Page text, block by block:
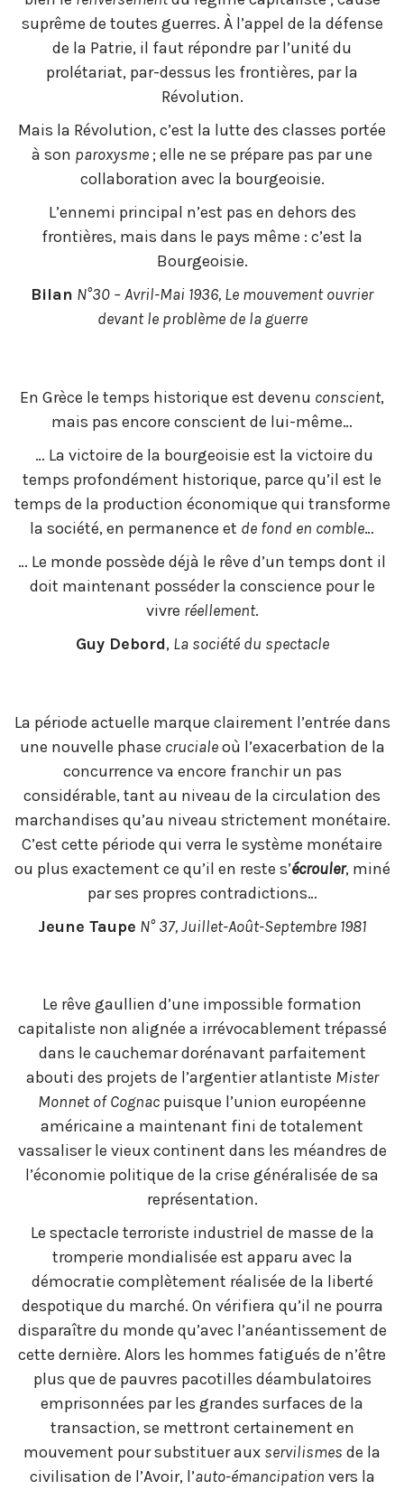
suprême de toutes guerres. À l’appel de la défense
de la Patrie, il faut répondre par l’unité du
prolétariat, par-dessus les frontières, par la
Révolution.
Mais la Révolution, c’est la lutte des classes portée
à son paroxysme ; elle ne se prépare pas par une
collaboration avec la bourgeoisie.
L’ennemi principal n’est pas en dehors des
frontières, mais dans le pays même : c’est la
Bourgeoisie.
Bilan N°30 – Avril-Mai 1936, Le mouvement ouvrier
devant le problème de la guerre
En Grèce le temps historique est devenu conscient,
mais pas encore conscient de lui-même…
… La victoire de la bourgeoisie est la victoire du
temps profondément historique, parce qu’il est le
temps de la production économique qui transforme
la société, en permanence et de fond en comble…
… Le monde possède déjà le rêve d’un temps dont il
doit maintenant posséder la conscience pour le
vivre réellement.
Guy Debord, La société du spectacle
La période actuelle marque clairement l’entrée dans
une nouvelle phase crucialeoù l’exacerbation de la
concurrence va encore franchir un pas
considérable, tant au niveau de la circulation des
marchandises qu’au niveau strictement monétaire.
C’est cette période qui verra le système monétaire
ou plus exactement ce qu’il en reste s’écrouler, miné
par ses propres contradictions…
Jeune Taupe N° 37, Juillet-Août-Septembre 1981
Le rêve gaullien d’une impossible formation
capitaliste non alignée a irrévocablement trépassé
dans le cauchemar dorénavant parfaitement
abouti des projets de l’argentier atlantiste Mister
Monnet of Cognac puisque l’union européenne
américaine a maintenant fini de totalement
vassaliser le vieux continent dans les méandres de
l’économie politique de la crise généralisée de sa
représentation.
Le spectacle terroriste industriel de masse de la
tromperie mondialisée est apparu avec la
démocratie complètement réalisée de la liberté
despotique du marché. On vérifiera qu’il ne pourra
disparaître du monde qu’avec l’anéantissement de
cette dernière. Alors les hommes fatigués de n’être
plus que de pauvres pacotilles déambulatoires
emprisonnées par les grandes surfaces de la
transaction, se mettront certainement en
mouvement pour substituer aux servilismes de la
civilisation de l’Avoir, l’auto-émancipation vers la